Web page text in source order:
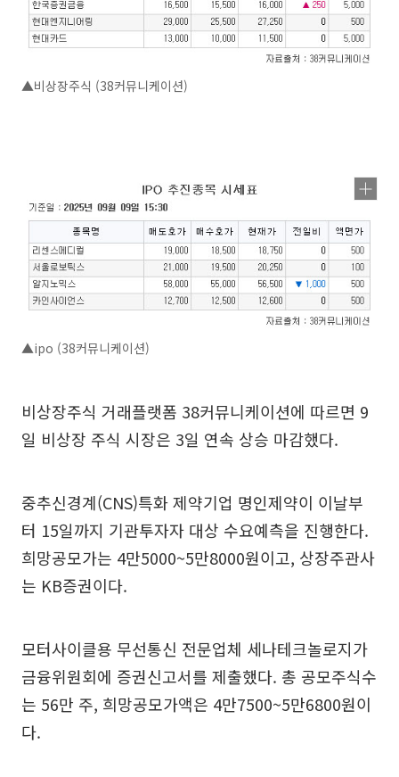
▲비상장주식 (38커뮤니케이션)
▲ipo (38커뮤니케이션)
비상장주식 거래플랫폼 38커뮤니케이션에 따르면 9
일 비상장 주식 시장은 3일 연속 상승 마감했다.
중추신경계(CNS)특화 제약기업 명인제약이 이날부
터 15일까지 기관투자자 대상 수요예측을 진행한다.
희망공모가는 4만5000~5만8000원이고, 상장주관사
는 KB증권이다.
모터사이클용 무선통신 전문업체 세나테크놀로지가
금융위원회에 증권신고서를 제출했다. 총 공모주식수
는 56만 주, 희망공모가액은 4만7500~5만6800원이
다.